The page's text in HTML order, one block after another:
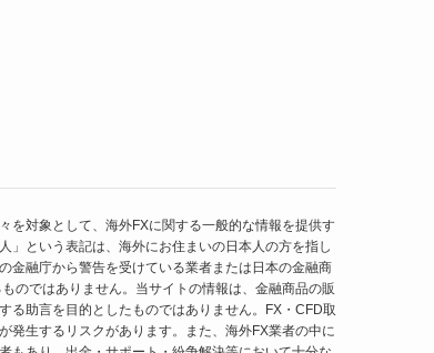
を対象として、海外FXに関する一般的な情報を提供す
」という表記は、海外にお住まいの日本人の方を指し
金融庁から警告を受けている業者または日本の金融商
のではありません。当サイトの情報は、金融商品の販
る助言を目的としたものではありません。FX・CFD取
発生するリスクがあります。また、海外FX業者の中に